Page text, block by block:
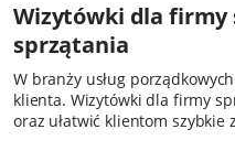
Wizytówki dla firmy
sprzątania
W branży usług
klienta. Wizytówki dla firmy
oraz ułatwić klientom szybkie